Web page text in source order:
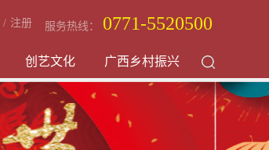
服务热线： 0771-5520500
/ 注册
创艺文化 广西乡村振兴